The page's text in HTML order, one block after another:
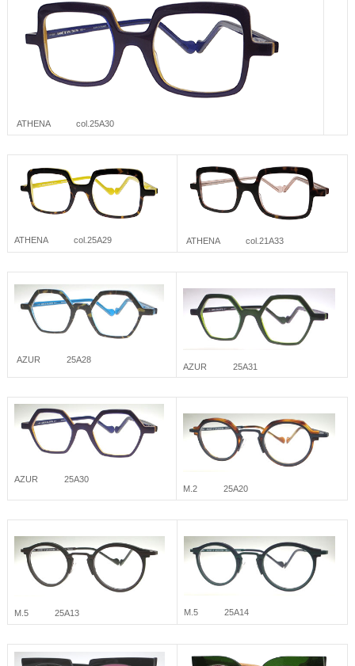
ATHENA col.25A30
ATHENA col.25A29 ATHENA col.21A33
AZUR 25A28
AZUR 25A31
AZUR 25A30
M.2 25A20
M.5 25A13 M.5 25A14